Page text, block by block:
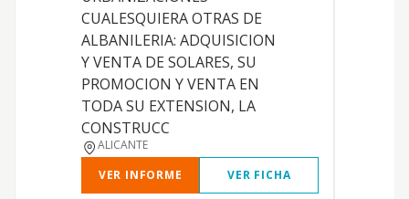
CUALESQUIERA OTRAS DE
ALBANILERIA: ADQUISICION
Y VENTA DE SOLARES, SU
PROMOCION Y VENTA EN
TODA SU EXTENSION, LA
CONSTRUCC
ALICANTE
VER INFORME
VER FICHA